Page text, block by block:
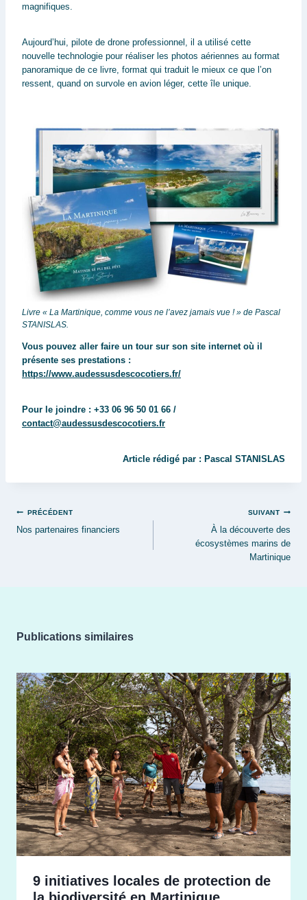
magnifiques.
Aujourd’hui, pilote de drone professionnel, il a utilisé cette
nouvelle technologie pour réaliser les photos aériennes au format
panoramique de ce livre, format qui traduit le mieux ce que l’on
ressent, quand on survole en avion léger, cette île unique.
Livre « La Martinique, comme vous ne l’avez jamais vue ! » de Pascal
STANISLAS.
Vous pouvez aller faire un tour sur son site internet où il
présente ses prestations :
https://www.audessusdescocotiers.fr/
Pour le joindre : +33 06 96 50 01 66 /
contact@audessusdescocotiers.fr
Article rédigé par : Pascal STANISLAS
Navigation
PRÉCÉDENT
Nos partenaires financiers
SUIVANT
À la découverte des
écosystèmes marins de
Martinique
Publications similaires
9 initiatives locales de protection de